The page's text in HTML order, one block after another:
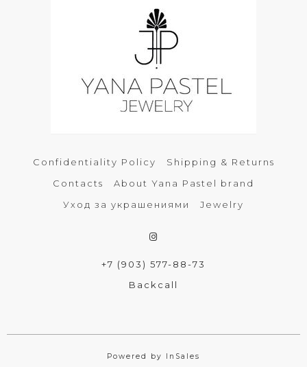
Confidentiality Policy
Shipping & Returns
Contacts
About Yana Pastel brand
Уход за украшениями
Jewelry
+7 (903) 577-88-73
Backcall
Powered by InSales